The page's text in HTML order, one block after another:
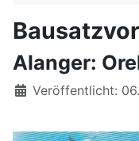
Alanger:
Details
Veröffentlicht: